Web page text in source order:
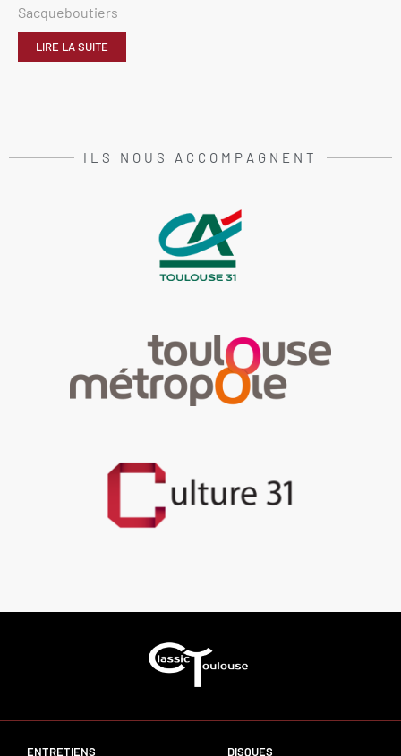
Sacqueboutiers
LIRE LA SUITE
ILS NOUS ACCOMPAGNENT
ENTRETIENS DISQUES